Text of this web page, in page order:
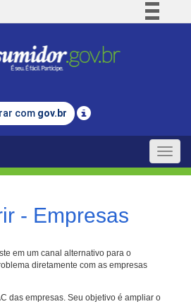
Comunica BR
Legislação
com gov.br
Toggle
- Empresas
em um canal alternativo para o
diretamente com as empresas
das empresas. Seu objetivo é ampliar o